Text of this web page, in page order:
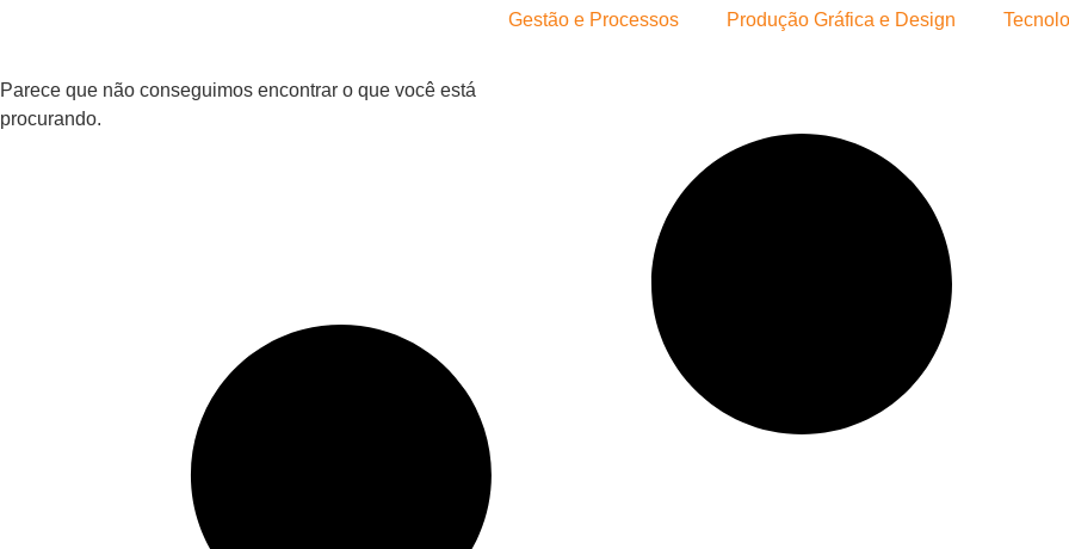
Gestão e Processos Produção Gráfica e Design
Parece que não conseguimos encontrar o que você está
procurando.